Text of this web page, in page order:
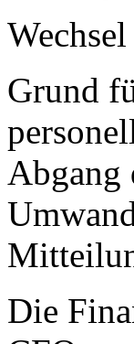
Grund
Abgang
Die